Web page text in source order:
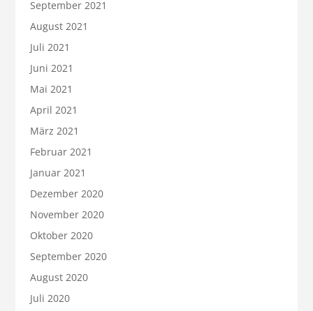
September 2021
August 2021
Juli 2021
Juni 2021
Mai 2021
April 2021
März 2021
Februar 2021
Januar 2021
Dezember 2020
November 2020
Oktober 2020
September 2020
August 2020
Juli 2020